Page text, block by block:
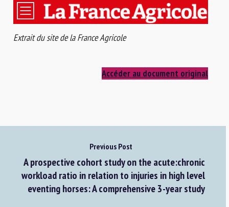
Extrait du site de la France Agricole
Accéder au document original
Previous Post
A prospective cohort study on the acute:chronic
workload ratio in relation to injuries in high level
eventing horses: A comprehensive 3-year study